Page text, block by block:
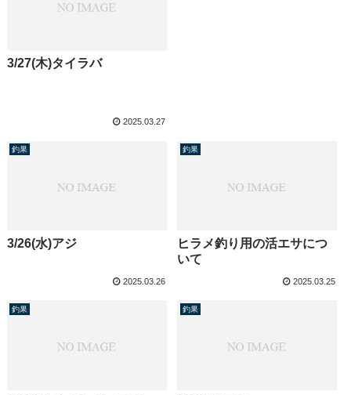
3/27(木)タイラバ
2025.03.27
釣果
3/26(水)アジ
2025.03.26
釣果
ヒラメ釣り用の活エサにつ
いて
2025.03.25
釣果 釣果